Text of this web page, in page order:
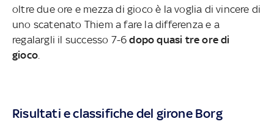
oltre due ore e mezza di gioco è la voglia di vincere di
uno scatenato Thiem a fare la differenza e a
regalargli il successo 7-6dopo quasi tre ore di
gioco
Risultati e classifiche del girone Borg